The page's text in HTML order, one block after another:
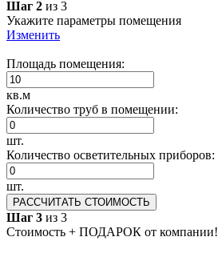
Шаг 2 из 3
Укажите параметры помещения
Изменить
Площадь помещения:
кв.м
Количество труб в помещении:
шт.
Количество осветительных приборов:
шт.
РАССЧИТАТЬ СТОИМОСТЬ
Шаг 3 из 3
Стоимость + ПОДАРОК от компании!